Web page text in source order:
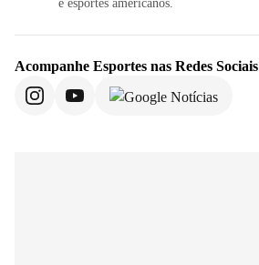
e esportes americanos.
Acompanhe Esportes nas Redes Sociais